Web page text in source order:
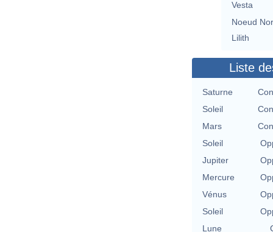
Vesta
Noeud
Lilith
Liste
Saturne
Soleil
Mars
Soleil
Jupiter
Mercure
Vénus
Soleil
Lune